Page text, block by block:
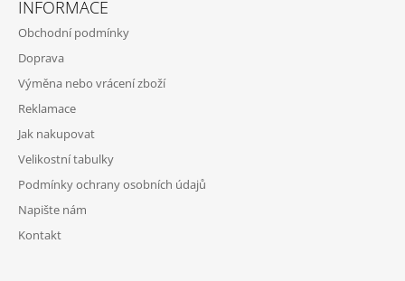
INFORMACE
Obchodní podmínky
Doprava
Výměna nebo vrácení zboží
Reklamace
Jak nakupovat
Velikostní tabulky
Podmínky ochrany osobních údajů
Napište nám
Kontakt